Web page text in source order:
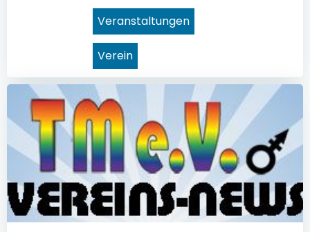
Veranstaltungen
Verein